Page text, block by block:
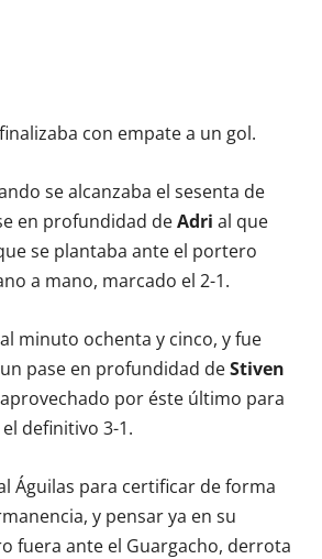
con empate a un gol.
se alcanzaba el sesenta de
en profundidad deAdri al que
se plantaba ante el portero
a mano, marcado el 2-1.
minuto ochenta y cinco, y fue
pase en profundidad deStiven
por éste último para
definitivo 3-1.
Águilas para certificar de forma
y pensar ya en su
fuera ante el Guargacho, derrota